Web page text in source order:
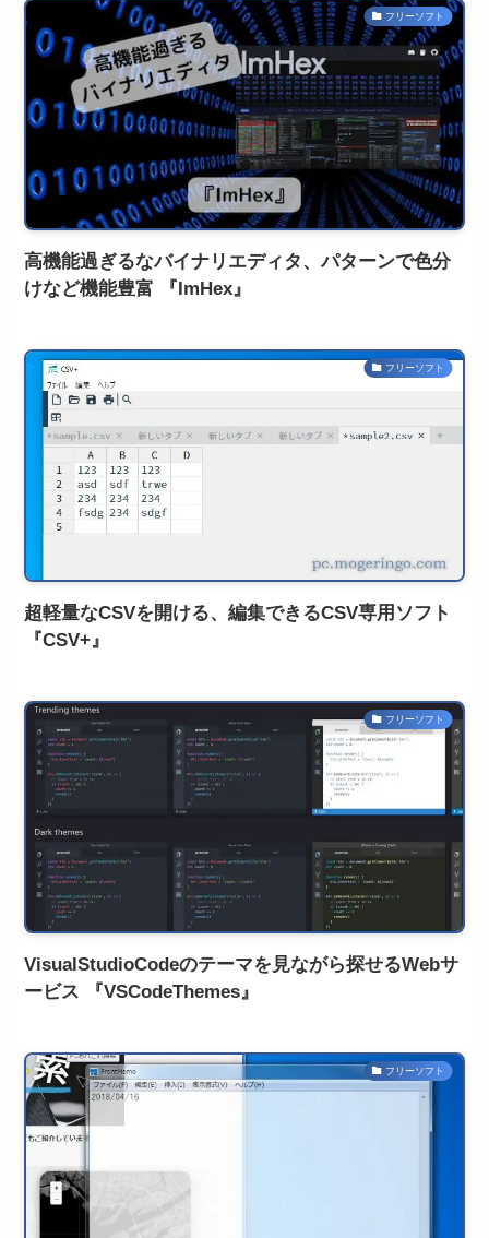
フリーソフト
高機能過ぎるなバイナリエディタ、パターンで色分
けなど機能豊富 『ImHex』
フリーソフト
超軽量なCSVを開ける、編集できるCSV専用ソフト
『CSV+』
フリーソフト
VisualStudioCodeのテーマを見ながら探せるWebサ
ービス 『VSCodeThemes』
フリーソフト